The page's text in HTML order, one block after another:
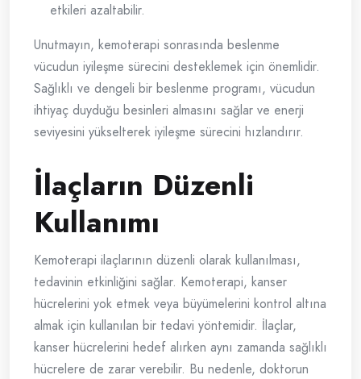
etkileri azaltabilir.
Unutmayın, kemoterapi sonrasında beslenme
vücudun iyileşme sürecini desteklemek için önemlidir.
Sağlıklı ve dengeli bir beslenme programı, vücudun
ihtiyaç duyduğu besinleri almasını sağlar ve enerji
seviyesini yükselterek iyileşme sürecini hızlandırır.
İlaçların Düzenli
Kullanımı
Kemoterapi ilaçlarının düzenli olarak kullanılması,
tedavinin etkinliğini sağlar. Kemoterapi, kanser
hücrelerini yok etmek veya büyümelerini kontrol altına
almak için kullanılan bir tedavi yöntemidir. İlaçlar,
kanser hücrelerini hedef alırken aynı zamanda sağlıklı
hücrelere de zarar verebilir. Bu nedenle, doktorun